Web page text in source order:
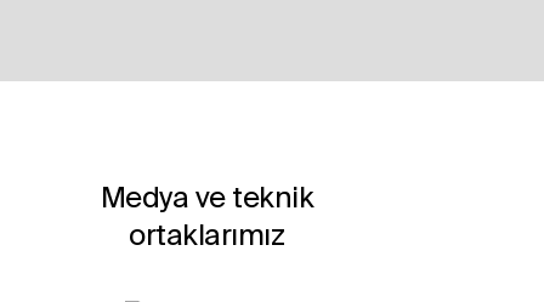
Medya ve teknik
ortaklarımız